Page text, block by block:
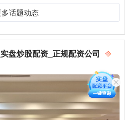
话题动态
盘炒股配资_正规配资公司